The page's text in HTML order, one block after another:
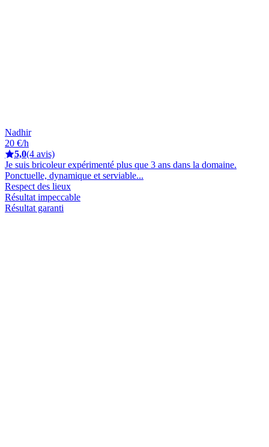
Nadhir
20 €/h
5,0(4 avis)
Je suis bricoleur expérimenté plus que 3 ans dans la domaine.
Ponctuelle, dynamique et serviable...
Respect des lieux
Résultat impeccable
Résultat garanti